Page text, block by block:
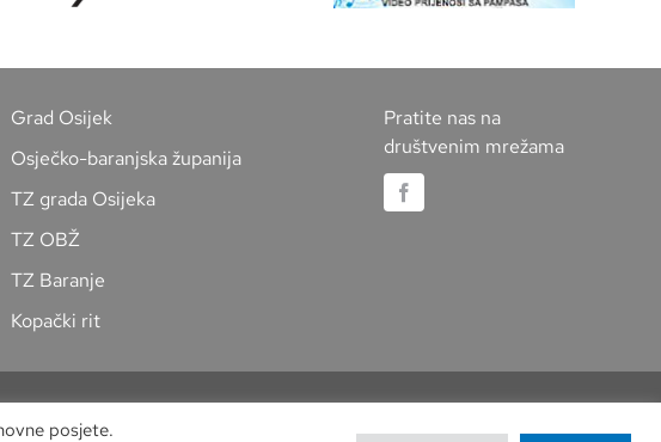
Grad Osijek
Osječko-baranjska županija
TZ grada Osijeka
TZ OBŽ
TZ Baranje
Kopački rit
Pratite nas na
društvenim mrežama
posjete.